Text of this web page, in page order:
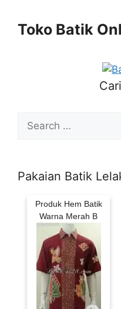
contentToko Batik
for:
Pakaian Batik
Produk Hem Batik
Warna Merah B